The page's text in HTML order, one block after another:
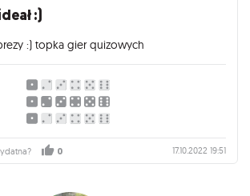
:)
:) topka gier quizowych
0 17.10.2022 19:51